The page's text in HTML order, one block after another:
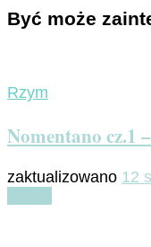
Być może
Rzym
Nomentano cz.1
zaktualizowano 12